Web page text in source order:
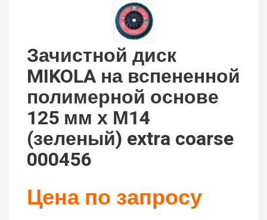
Зачистной диск
MIKOLA на вспененной
полимерной основе
125 мм х М14
(зеленый) extra coarse
000456
Цена по запросу